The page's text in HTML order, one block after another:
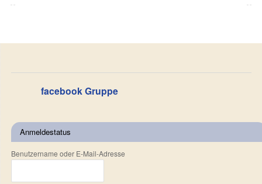
facebook Gruppe
Anmeldestatus
Benutzername oder E-Mail-Adresse